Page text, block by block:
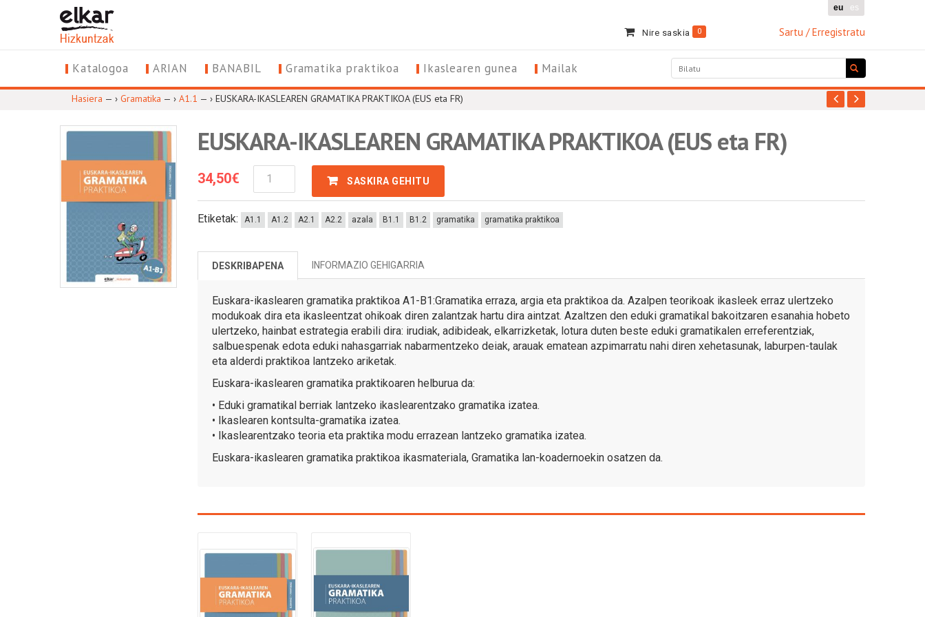
eu es
Nire saskia 0 Sartu / Erregistratu
Katalogoa ARIAN BANABIL Gramatika praktikoa Ikaslearen gunea Mailak
Hasiera — › Gramatika — › A1.1 — › EUSKARA-IKASLEAREN GRAMATIKA PRAKTIKOA (EUS eta FR)
EUSKARA-IKASLEAREN GRAMATIKA PRAKTIKOA (EUS eta FR)
34,50€
EUSKARA-
IKASLEAREN
GRAMATIKA
PRAKTIKOA
Eta
FR)
Kantitatea
SASKIRA GEHITU
Etiketak: A1.1 A1.2 A2.1 A2.2 azala B1.1 B1.2 gramatika gramatika praktikoa
DESKRIBAPENA INFORMAZIO GEHIGARRIA
Euskara-ikaslearen gramatika praktikoa A1-B1:Gramatika erraza, argia eta praktikoa da. Azalpen teorikoak ikasleek erraz ulertzeko
modukoak dira eta ikasleentzat ohikoak diren zalantzak hartu dira aintzat. Azaltzen den eduki gramatikal bakoitzaren esanahia hobeto
ulertzeko, hainbat estrategia erabili dira: irudiak, adibideak, elkarrizketak, lotura duten beste eduki gramatikalen erreferentziak,
salbuespenak edota eduki nahasgarriak nabarmentzeko deiak, arauak ematean azpimarratu nahi diren xehetasunak, laburpen-taulak
eta alderdi praktikoa lantzeko ariketak.
Euskara-ikaslearen gramatika praktikoaren helburua da:
• Eduki gramatikal berriak lantzeko ikaslearentzako gramatika izatea.
• Ikaslearen kontsulta-gramatika izatea.
• Ikaslearentzako teoria eta praktika modu errazean lantzeko gramatika izatea.
Euskara-ikaslearen gramatika praktikoa ikasmateriala, Gramatika lan-koadernoekin osatzen da.